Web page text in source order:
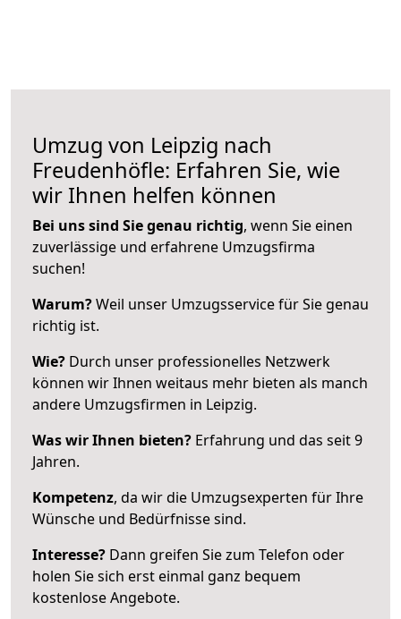
Umzug von Leipzig nach
Freudenhöfle: Erfahren Sie, wie
wir Ihnen helfen können
Bei uns sind Sie genau richtig, wenn Sie einen
zuverlässige und erfahrene Umzugsfirma
suchen!
Warum?Weil unser Umzugsservice für Sie genau
richtig ist.
Wie? Durch unser professionelles Netzwerk
können wir Ihnen weitaus mehr bieten als manch
andere Umzugsfirmen in Leipzig.
Was wir Ihnen bieten? Erfahrung und das seit 9
Jahren.
Kompetenz, da wir die Umzugsexperten für Ihre
Wünsche und Bedürfnisse sind.
Interesse? Dann greifen Sie zum Telefon oder
holen Sie sich erst einmal ganz bequem
kostenlose Angebote.